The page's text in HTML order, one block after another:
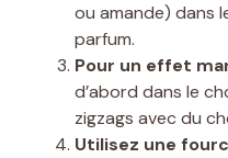
ou amande) dans
parfum.
Pour un effet
d’abord dans le
zigzags avec du
Utilisez une